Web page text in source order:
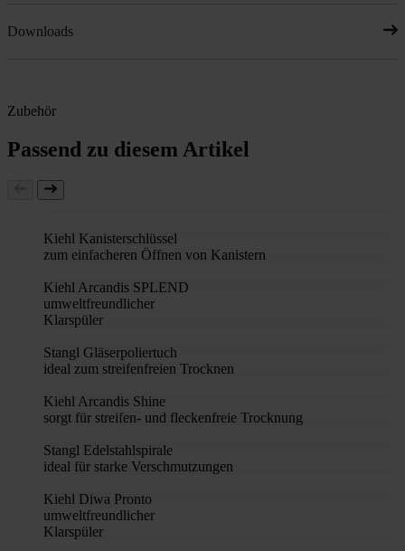
Downloads
Zubehör
Passend zu diesem Artikel
Kiehl Kanisterschlüssel
zum einfacheren Öffnen von Kanistern
Kiehl Arcandis SPLEND
umweltfreundlicher
Klarspüler
Stangl Gläserpoliertuch
ideal zum streifenfreien Trocknen
Kiehl Arcandis Shine
sorgt für streifen- und fleckenfreie Trocknung
Stangl Edelstahlspirale
ideal für starke Verschmutzungen
Kiehl Diwa Pronto
umweltfreundlicher
Klarspüler